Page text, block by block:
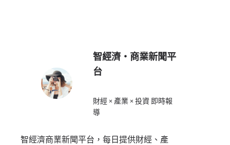
智經濟・商業新聞平
台
財經 × 產業 × 投資 即時報
導
智經濟商業新聞平台，每日提供財經、產